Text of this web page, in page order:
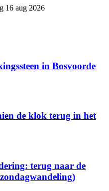
16 aug 2026
in Bosvoorde
de klok terug in het
terug naar de